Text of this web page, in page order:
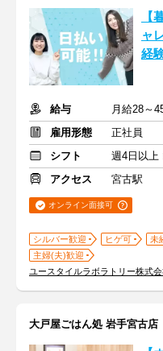
【
ャ
経
給与
雇用形態
正社員
シフト
週4日以上
アクセス
宮古駅
オンライン面接可
シルバー歓迎 ヒゲ可 未
主婦(夫)歓迎
ユースタイルラボラトリー株式
大戸屋ごはん処 岩手宮古店